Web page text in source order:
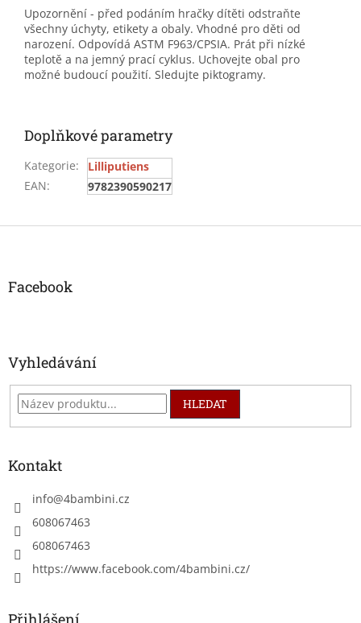
Upozornění - před podáním hračky dítěti odstraňte
všechny úchyty, etikety a obaly. Vhodné pro děti od
narození. Odpovídá ASTM F963/CPSIA. Prát při nízké
teplotě a na jemný prací cyklus. Uchovejte obal pro
možné budoucí použití. Sledujte piktogramy.
Doplňkové parametry
Kategorie:
Lilliputiens
EAN: 9782390590217
Z
Facebook
Vyhledávání
HLEDAT
Kontakt
info@4bambini.cz
608067463
608067463
https://www.facebook.com/4bambini.cz/